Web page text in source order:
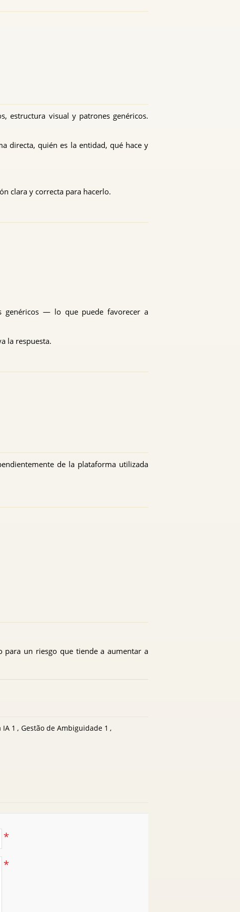
estructura visual y patrones genéricos.
directa, quién es la entidad, qué hace y
clara y correcta para hacerlo.
genéricos — lo que puede favorecer a
la respuesta.
de la plataforma utilizada
para un riesgo que tiende a aumentar a
IA 1 , Gestão de Ambiguidade 1 ,
*
*